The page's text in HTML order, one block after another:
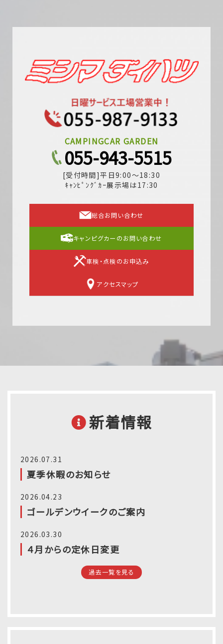
CAMPINGCAR GARDEN
055-943-5515
[受付時間]平日9:00～18:30
ｷｬﾝﾋﾟﾝｸﾞｶｰ展示場は17:30
総合お問い合わせ
キャンピグカーのお問い合わせ
車検・点検のお申込み
アクセスマップ
新着情報
2026.07.31
夏季休暇のお知らせ
2026.04.23
ゴールデンウイークのご案内
2026.03.30
４月からの定休日変更
過去一覧を見る